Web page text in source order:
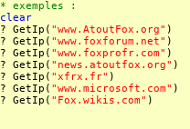
* exemples :
clear
? GetIp( "www.AtoutFox.org" )
? GetIp( "www.foxforum.net" )
? GetIp( "www.foxprofr.com" )
? GetIp( "news.atoutfox.org" )
? GetIp( "xfrx.fr" )
? GetIp( "www.microsoft.com" )
? GetIp( "Fox.wikis.com" )